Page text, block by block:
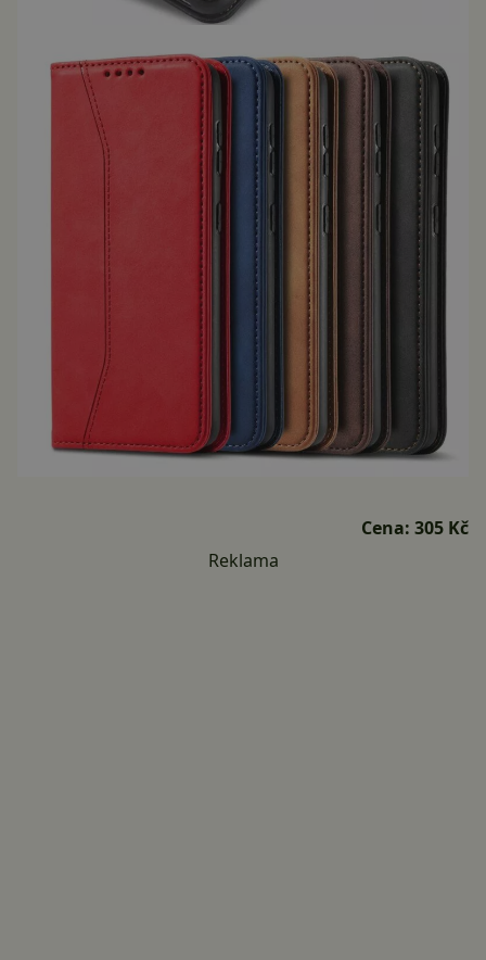
Cena: 305 Kč
Reklama